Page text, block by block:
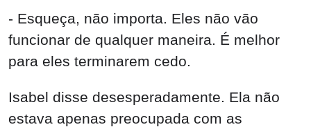
- Esqueça, não importa. Eles não vão
funcionar de qualquer maneira. É melhor
para eles terminarem cedo.
Isabel disse desesperadamente. Ela não
estava apenas preocupada com as